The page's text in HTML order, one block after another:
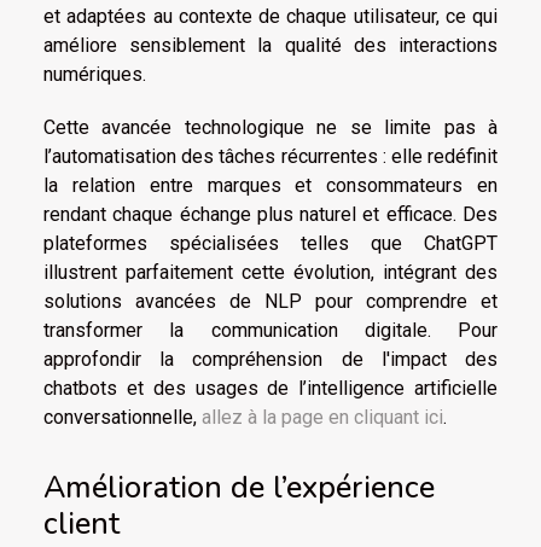
et adaptées au contexte de chaque utilisateur, ce qui
améliore sensiblement la qualité des interactions
numériques.
Cette avancée technologique ne se limite pas à
l’automatisation des tâches récurrentes : elle redéfinit
la relation entre marques et consommateurs en
rendant chaque échange plus naturel et efficace. Des
plateformes spécialisées telles que ChatGPT
illustrent parfaitement cette évolution, intégrant des
solutions avancées de NLP pour comprendre et
transformer la communication digitale. Pour
approfondir la compréhension de l'impact des
chatbots et des usages de l’intelligence artificielle
conversationnelle, allez à la page en cliquant ici.
Amélioration de l’expérience
client